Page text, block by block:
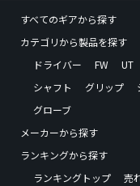
すべてのギアから探す
カテゴリから製品を探す
ドライバー
FW UT
シャフト
グリップ
グローブ
メーカーから探す
ランキングから探す
ランキングトップ
売